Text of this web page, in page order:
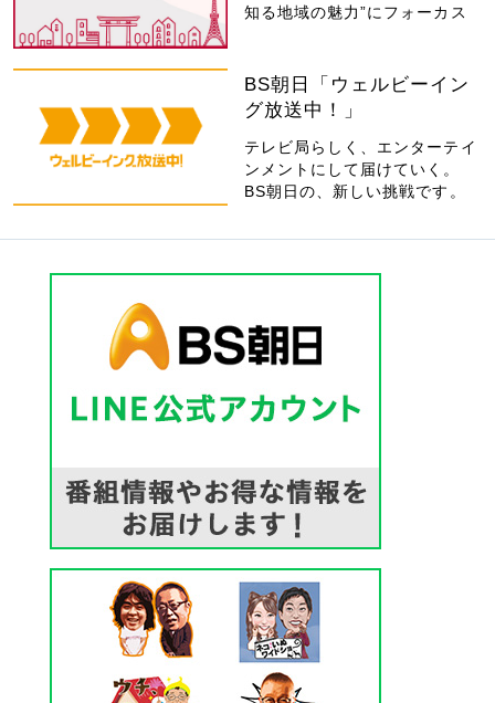
知る地域の魅力”にフォーカス
BS朝日「ウェルビーイン
グ放送中！」
テレビ局らしく、エンターテイ
ンメントにして届けていく。
BS朝日の、新しい挑戦です。